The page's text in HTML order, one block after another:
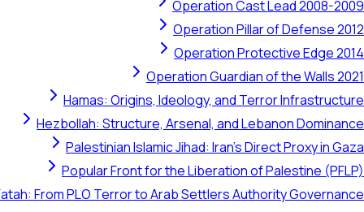
Operation Cast Lead 2008-2009
Operation Pillar of Defense 2012
Operation Protective Edge 2014
Operation Guardian of the Walls 2021
Hamas: Origins, Ideology, and Terror Infrastructure
Hezbollah: Structure, Arsenal, and Lebanon Dominance
Palestinian Islamic Jihad: Iran's Direct Proxy in Gaza
Popular Front for the Liberation of Palestine (PFLP)
From PLO Terror to Arab Settlers Authority Governance